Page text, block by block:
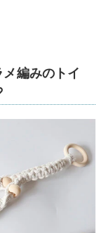
編みのトイ